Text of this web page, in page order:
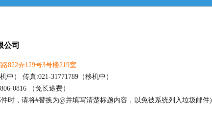
公司
822弄129号3号楼219室
中） 传真:021-31771789（移机中）
0816 （免长途费）
时，请将#替换为@并填写清楚标题内容，以免被系统列入垃圾邮件)